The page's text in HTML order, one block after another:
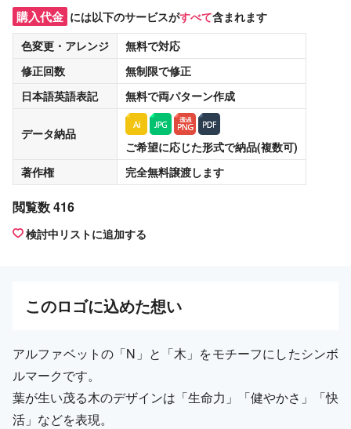
購入代金 には以下のサービスがすべて含まれます
色変更・アレンジ
無料で対応
修正回数
無制限で修正
日本語英語表記
無料で両パターン作成
データ納品
ご希望に応じた形式で納品(複数可)
著作権
完全無料譲渡します
閲覧数 416
検討中リストに追加する
このロゴに込めた想い
アルファベットの「N」と「木」をモチーフにしたシンボ
ルマークです。
葉が生い茂る木のデザインは「生命力」「健やかさ」「快
活」などを表現。